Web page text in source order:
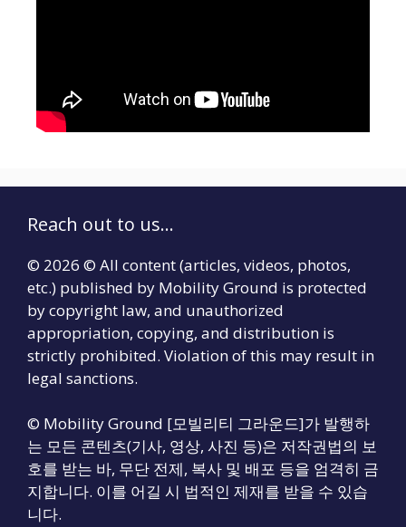
Reach out to us...
© 2026 © All content (articles, videos, photos,
etc.) published by Mobility Ground is protected
by copyright law, and unauthorized
appropriation, copying, and distribution is
strictly prohibited. Violation of this may result in
legal sanctions.
© Mobility Ground [모빌리티 그라운드]가 발행하
는 모든 콘텐츠(기사, 영상, 사진 등)은 저작권법의 보
호를 받는 바, 무단 전제, 복사 및 배포 등을 엄격히 금
지합니다. 이를 어길 시 법적인 제재를 받을 수 있습
니다.